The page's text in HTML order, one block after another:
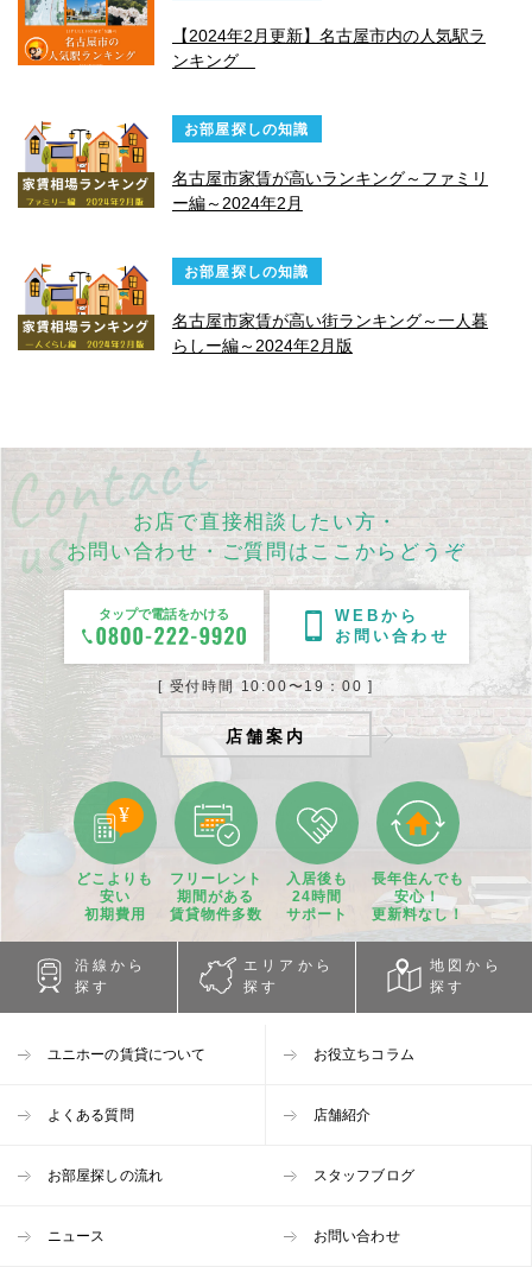
【2024年2月更新】名古屋市内の人気駅ラ
ンキング
お部屋探しの知識
名古屋市家賃が高いランキング～ファミリ
ー編～2024年2月
お部屋探しの知識
名古屋市家賃が高い街ランキング～一人暮
らしー編～2024年2月版
お店で直接相談したい方・
お問い合わせ・ご質問はここからどうぞ
タップで電話をかける
WEBから
お問い合わせ
[ 受付時間 10:00〜19：00 ]
店舗案内
どこよりも
安い
初期費用
フリーレント
期間がある
賃貸物件多数
入居後も
24時間
サポート
長年住んでも
安心！
更新料なし！
沿線から
探す
エリアから
探す
地図から
探す
ユニホーの賃貸について お役立ちコラム
よくある質問 店舗紹介
お部屋探しの流れ スタッフブログ
ニュース お問い合わせ